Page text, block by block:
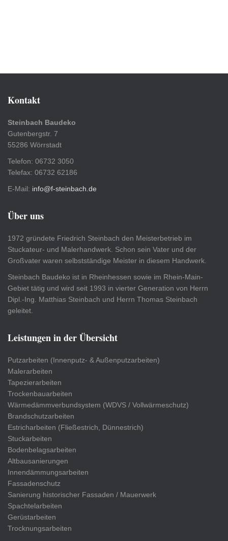
Kontakt
Steinbach Baudeko
Gutenbergstr. 7
55286 Wörrstadt
Telefon: 06732 3050
Telefax: 06732 62186
E-Mail: info@f-steinbach.de
Über uns
1972 gründete Friedrich Steinbach den Meisterbetrieb im
Stuckateur- und Malerhandwerk. Schon sein Vater und der
Großvater waren selbstständige Meister in diesem Handwerk.
Steinbach Baudeko ist in Rheinhessen sowie im Rhein-Main-
Gebiet tätig und wird seit 1993 in vierter Generation von Herrn
Dipl.-Ing. Matthias Steinbach und Herrn Thomas Steinbach
geleitet.
Leistungen in der Übersicht
Putzarbeiten (Innenputz- & Außenputzarbeiten)
Malerarbeiten
Tapezierarbeiten
Trockenbauarbeiten
Wärmedämmverbundsystem (WDVS / Vollwärmeschutz)
Brandschutzarbeiten
Estricharbeiten (Fließestrich, Dünnestrich)
Stuckarbeiten
Bodenbelagsarbeiten
Altbausanierungen
Innendämmungsarbeiten
Fassadenschutz
Sanierung historischer Fassaden / Mauerwerk
Spachtelarbeiten
Gerüstarbeiten
Trocknungsarbeiten